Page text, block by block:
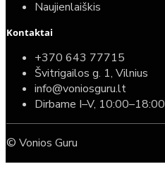
Naujienlaiškis
Kontaktai
+370 643 77715
Švitrigailos g. 1, Vilnius
info@voniosguru.lt
Dirbame I–V, 10:00–18:00
© Vonios Guru